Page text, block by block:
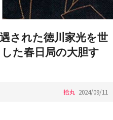
された徳川家光を世
た春日局の大胆す
拾丸 2024/09/11